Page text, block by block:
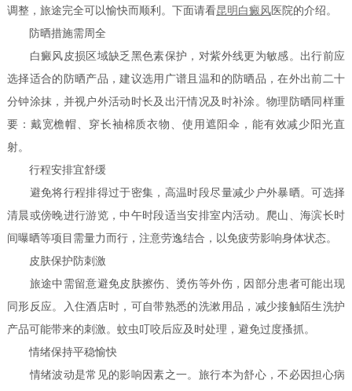
调整，旅途完全可以愉快而顺利。下面请看昆明白癜风 医院的介绍。
防晒措施需周全
白癜风皮损区域缺乏黑色素保护，对紫外线更为敏感。出行前应
选择适合的防晒产品，建议选用广谱且温和的防晒品，在外出前二十
分钟涂抹，并视户外活动时长及出汗情况及时补涂。物理防晒同样重
要：戴宽檐帽、穿长袖棉质衣物、使用遮阳伞，能有效减少阳光直
射。
行程安排宜舒缓
避免将行程排得过于密集，高温时段尽量减少户外暴晒。可选择
清晨或傍晚进行游览，中午时段适当安排室内活动。爬山、海滨长时
间曝晒等项目需量力而行，注意劳逸结合，以免疲劳影响身体状态。
皮肤保护防刺激
旅途中需留意避免皮肤擦伤、烫伤等外伤，因部分患者可能出现
同形反应。入住酒店时，可自带熟悉的洗漱用品，减少接触陌生洗护
产品可能带来的刺激。蚊虫叮咬后应及时处理，避免过度搔抓。
情绪保持平稳愉快
情绪波动是常见的影响因素之一。旅行本为舒心，不必因担心病